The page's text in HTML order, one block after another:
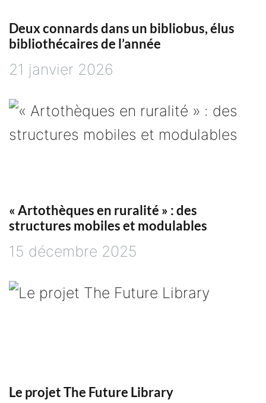
e
l
’
a
r
i
c
e
Deux connards dans un bibliobus, élus
bibliothécaires de l’année
21 janvier 2026
« Artothèques en ruralité » : des
structures mobiles et modulables
15 décembre 2025
Le projet The Future Library